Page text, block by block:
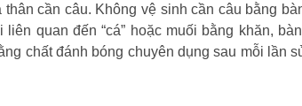
cần câu. Không vệ sinh cần câu bằng
quan đến “cá” hoặc muối bằng khăn,
chất đánh bóng chuyên dụng sau mỗi lần